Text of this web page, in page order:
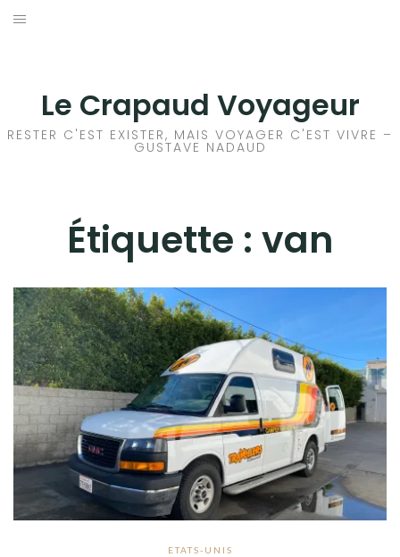
Aller
Le Crapaud Voyageur
RESTER C'EST EXISTER, MAIS VOYAGER C'EST VIVRE –
GUSTAVE NADAUD
Étiquette : van
ETATS-UNIS
EUROPE
AMÉRIQUE DU NORD
AMÉRIQUE CENTRALE
AMÉRIQUE DU SUD
TOUR DU MONDE 2020-2021
CONTACT